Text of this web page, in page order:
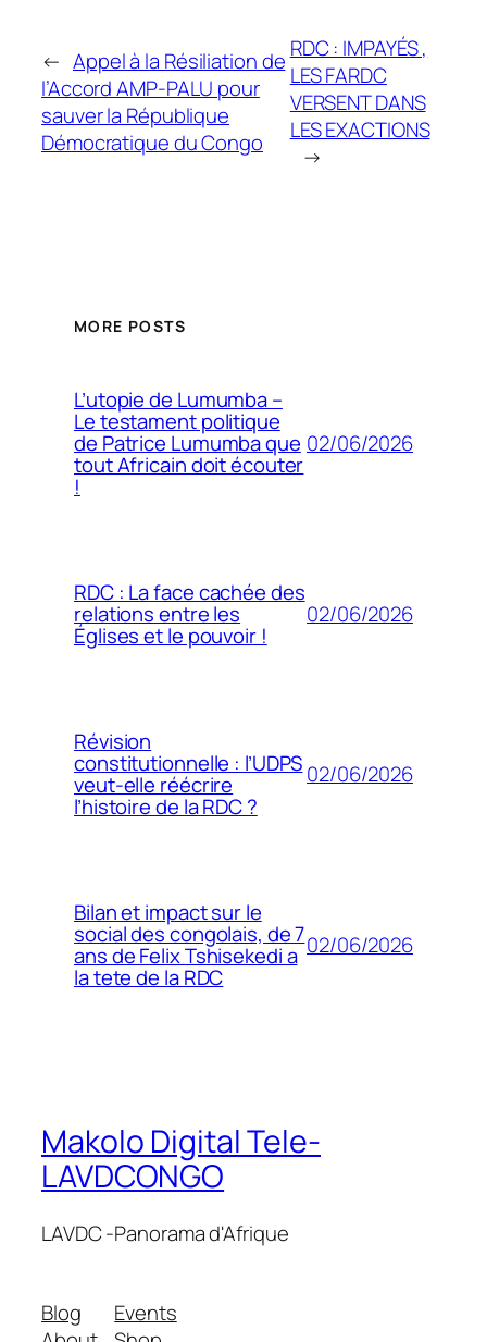
← Appel à la Résiliation de
l’Accord AMP-PALU pour
sauver la République
Démocratique du Congo
RDC : IMPAYÉS ,
LES FARDC
VERSENT DANS
LES EXACTIONS
→
MORE POSTS
L’utopie de Lumumba –
Le testament politique
de Patrice Lumumba que
tout Africain doit écouter
!
02/06/2026
RDC : La face cachée des
relations entre les
Églises et le pouvoir !
02/06/2026
Révision
constitutionnelle : l’UDPS
veut-elle réécrire
l’histoire de la RDC ?
02/06/2026
Bilan et impact sur le
social des congolais, de 7
ans de Felix Tshisekedi a
la tete de la RDC
02/06/2026
Makolo Digital Tele-
LAVDCONGO
LAVDC -Panorama d'Afrique
Blog
Events